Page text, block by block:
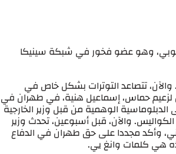
وهو عضو فخور في شبكة سينيكا
تتصاعد التوترات بشكل خاص في
لزعيم حماس، إسماعيل هنية، في طهران في
الدبلوماسية الوهمية من قبل وزير الخارجية
والآن، قبل أسبوعين، تحدث وزير
كاني، وأكد مجددا على حق طهران في الدفاع
هي كلمات وانغ يي.